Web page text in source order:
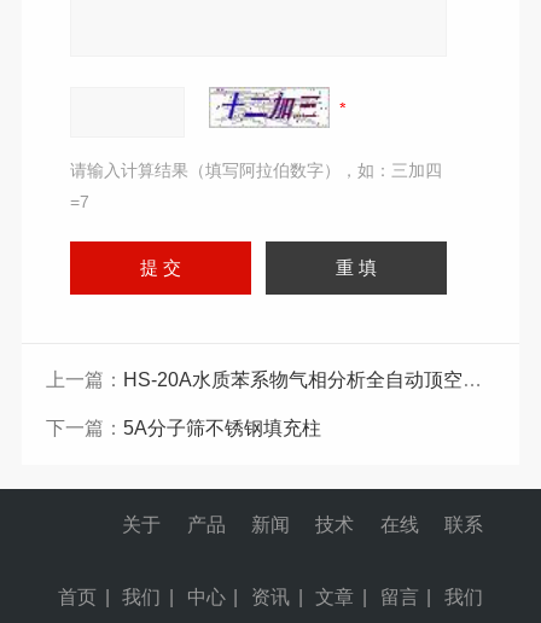
请输入计算结果（填写阿拉伯数字），如：三加四
=7
上一篇： HS-20A水质苯系物气相分析全自动顶空进样器
下一篇： 5A分子筛不锈钢填充柱
首页
关于
我们
产品
中心
新闻
资讯
技术
文章
在线
留言
联系
我们